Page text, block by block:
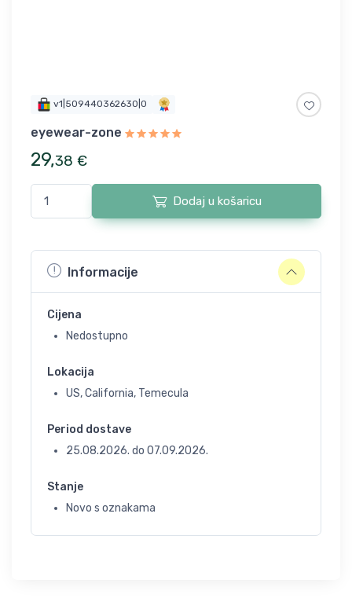
v1|509440362630|0
eyewear-zone
29,38 €
Dodaj u košaricu
Informacije
Cijena
Nedostupno
Lokacija
US, California, Temecula
Period dostave
25.08.2026. do 07.09.2026.
Stanje
Novo s oznakama